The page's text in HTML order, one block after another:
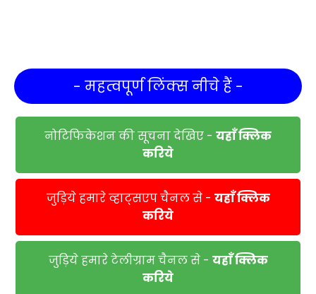
- महत्वपूर्ण लिंक्स नीचे हैं -
नोटिफिकेशन की सूचना देखिए - यहाँ क्लिक
करिये
जुड़िये हमारे व्हाट्सएप चैनल से - यहाँ क्लिक
करिये
जुड़िये हमारे टेलीग्राम चैनल से - यहाँ क्लिक
करिये